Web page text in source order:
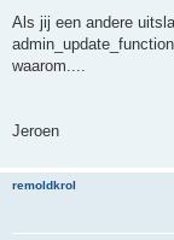
Als jij een andere
waarom....
Jeroen
remoldkrol